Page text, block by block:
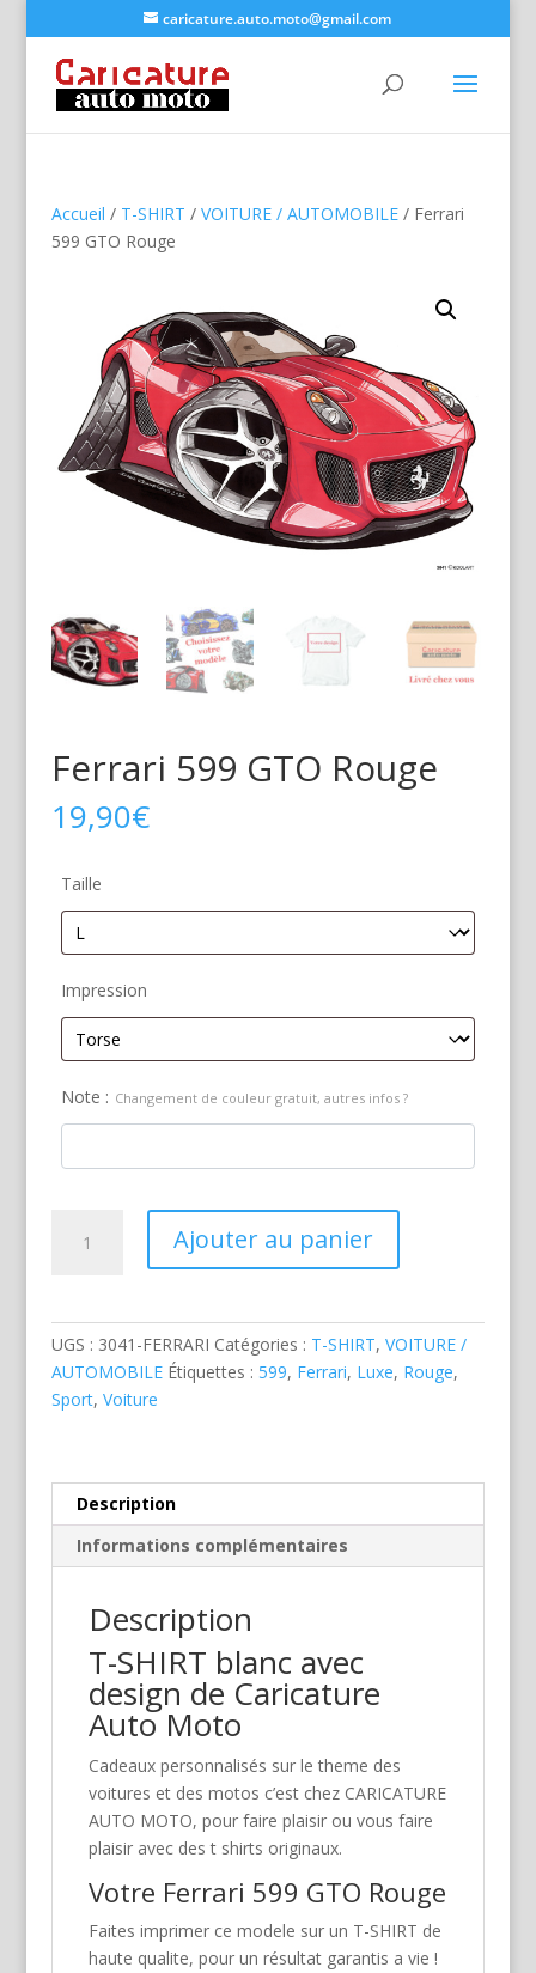
caricature.auto.moto@gmail.com
Accueil / T-SHIRT / VOITURE / AUTOMOBILE/ Ferrari
599 GTO Rouge
Ferrari 599 GTO Rouge
19,90€
Taille
Impression
Note : Changement de couleur gratuit, autres infos ?
Ajouter au panier
UGS : 3041-FERRARI Catégories : T-SHIRT, VOITURE /
AUTOMOBILE Étiquettes : 599, Ferrari, Luxe, Rouge,
Sport, Voiture
Description
Informations complémentaires
Description
T-SHIRT blanc avec
design de Caricature
Auto Moto
Cadeaux personnalisés sur le theme des
voitures et des motos c’est chez CARICATURE
AUTO MOTO, pour faire plaisir ou vous faire
plaisir avec des t shirts originaux.
Votre Ferrari 599 GTO Rouge
Faites imprimer ce modele sur un T-SHIRT de
haute qualite, pour un résultat garantis a vie !